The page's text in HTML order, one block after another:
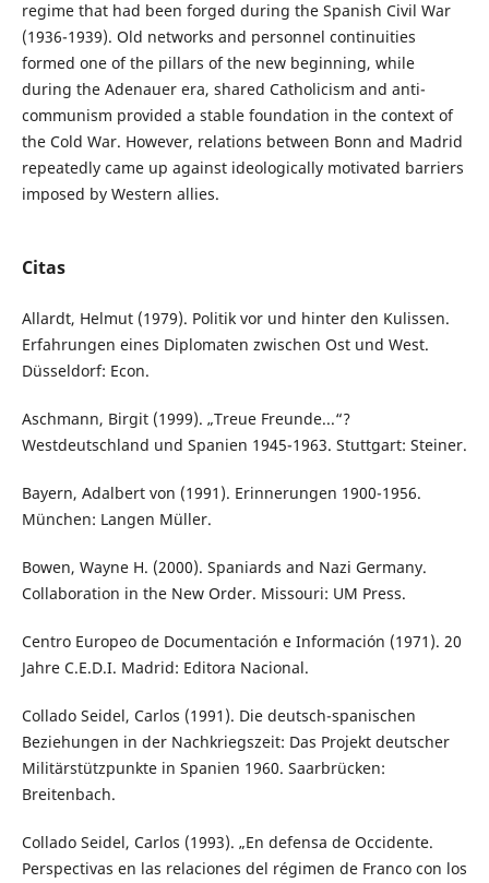
regime that had been forged during the Spanish Civil War
(1936-1939). Old networks and personnel continuities
formed one of the pillars of the new beginning, while
during the Adenauer era, shared Catholicism and anti-
communism provided a stable foundation in the context of
the Cold War. However, relations between Bonn and Madrid
repeatedly came up against ideologically motivated barriers
imposed by Western allies.
Citas
Allardt, Helmut (1979). Politik vor und hinter den Kulissen.
Erfahrungen eines Diplomaten zwischen Ost und West.
Düsseldorf: Econ.
Aschmann, Birgit (1999). „Treue Freunde...“?
Westdeutschland und Spanien 1945-1963. Stuttgart: Steiner.
Bayern, Adalbert von (1991). Erinnerungen 1900-1956.
München: Langen Müller.
Bowen, Wayne H. (2000). Spaniards and Nazi Germany.
Collaboration in the New Order. Missouri: UM Press.
Centro Europeo de Documentación e Información (1971). 20
Jahre C.E.D.I. Madrid: Editora Nacional.
Collado Seidel, Carlos (1991). Die deutsch-spanischen
Beziehungen in der Nachkriegszeit: Das Projekt deutscher
Militärstützpunkte in Spanien 1960. Saarbrücken:
Breitenbach.
Collado Seidel, Carlos (1993). „En defensa de Occidente.
Perspectivas en las relaciones del régimen de Franco con los